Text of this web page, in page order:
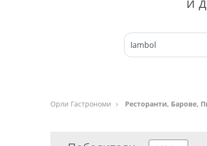
Орли Гастрономи Ресторанти, Барове,